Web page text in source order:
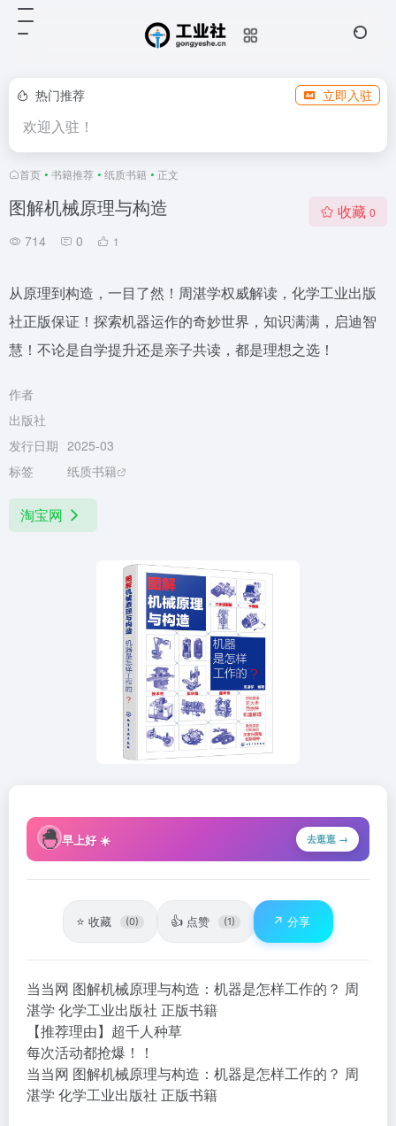
热门推荐 立即入驻
欢迎入驻！
首页 • 书籍推荐 • 纸质书籍 • 正文
图解机械原理与构造
714 0 1
收藏 0
从原理到构造，一目了然！周湛学权威解读，化学工业出版
社正版保证！探索机器运作的奇妙世界，知识满满，启迪智
慧！不论是自学提升还是亲子共读，都是理想之选！
作者
出版社
发行日期 2025-03
标签
纸质书籍
淘宝网
🐣早上好 ☀️ 去逛逛 →
⭐ 收藏 (0) 👍 点赞 (1) ↗️ 分享
当当网 图解机械原理与构造：机器是怎样工作的？ 周
湛学 化学工业出版社 正版书籍
【推荐理由】超千人种草
每次活动都抢爆！！
当当网 图解机械原理与构造：机器是怎样工作的？ 周
湛学 化学工业出版社 正版书籍